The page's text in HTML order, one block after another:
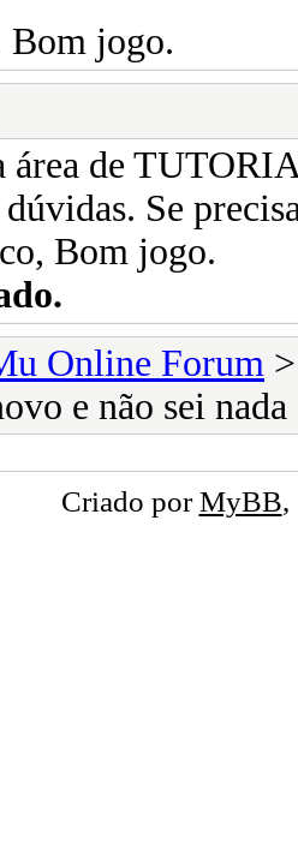
Bom jogo.
área de
dúvidas. Se
Bom jogo.
Online Forum
e não sei
Criado porMyBB,